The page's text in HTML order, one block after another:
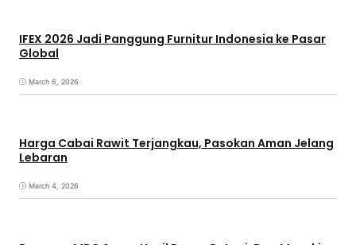
IFEX 2026 Jadi Panggung Furnitur Indonesia ke Pasar
Global
March 6, 2026
Harga Cabai Rawit Terjangkau, Pasokan Aman Jelang
Lebaran
March 4, 2026